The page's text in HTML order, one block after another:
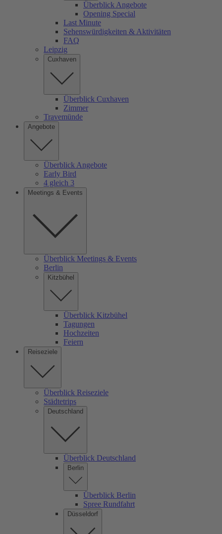
Überblick Angebote
Opening Special
Last Minute
Sehenswürdigkeiten & Aktivitäten
FAQ
Leipzig
Cuxhaven
Überblick Cuxhaven
Zimmer
Travemünde
Angebote
Überblick Angebote
Early Bird
4 gleich 3
Meetings & Events
Überblick Meetings & Events
Berlin
Kitzbühel
Überblick Kitzbühel
Tagungen
Hochzeiten
Feiern
Reiseziele
Überblick Reiseziele
Städtetrips
Deutschland
Überblick Deutschland
Berlin
Überblick Berlin
Spree Rundfahrt
Düsseldorf